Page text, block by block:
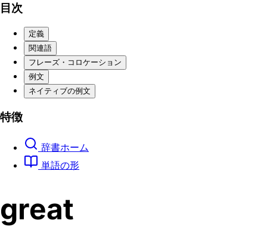
目次
定義
関連語
フレーズ・コロケーション
例文
ネイティブの例文
特徴
辞書ホーム
単語の形
great